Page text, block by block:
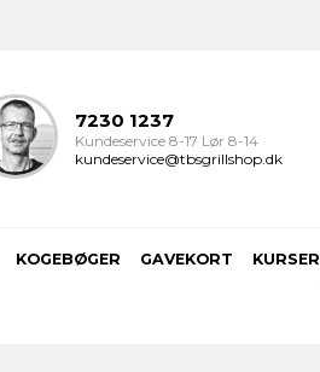
7230 1237
Kundeservice 8-17 Lør 8-14
kundeservice@tbsgrillshop.dk
KOGEBØGER GAVEKORT KURSER